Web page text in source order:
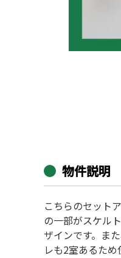
物件説明
こちらのセット
の一部がスケル
ザインです。ま
レも2室あるた